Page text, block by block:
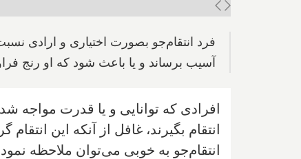
فرد انتقام‌جو بصورت اختیاری و ارادی
آسیب برساند و یا باعث شود که او رنج
افرادی که توانایی و یا قدرت مواجه
انتقام بگیرند، غافل از آنکه این
انتقام‌جو به خوبی می‌توان ملاحظه